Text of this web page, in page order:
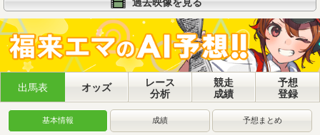
出馬表 オッズ
レース
分析
競走
成績
予想
登録
基本情報 成績 予想まとめ